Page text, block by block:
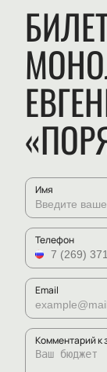
Имя
Телефон
Email
Комментарий к